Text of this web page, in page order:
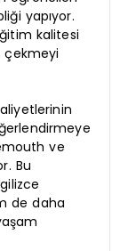
yapıyor.
kalitesi
çekmeyi
ve
Bu
de daha